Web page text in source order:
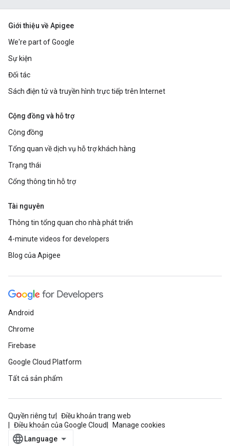
Giới thiệu về Apigee
We're part of Google
Sự kiện
Đối tác
Sách điện tử và truyền hình trực tiếp trên Internet
Cộng đồng và hỗ trợ
Cộng đồng
Tổng quan về dịch vụ hỗ trợ khách hàng
Trạng thái
Cổng thông tin hỗ trợ
Tài nguyên
Thông tin tổng quan cho nhà phát triển
4-minute videos for developers
Blog của Apigee
Android
Chrome
Firebase
Google Cloud Platform
Tất cả sản phẩm
Quyền riêng tư
Điều khoản trang web
Điều khoản của Google Cloud
Manage cookies